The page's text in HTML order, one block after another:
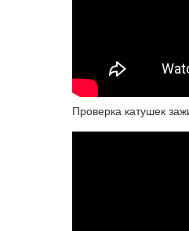
Проверка катушек